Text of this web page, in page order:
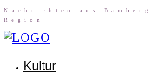
Nach­rich­ten aus
Region
Kul­tur